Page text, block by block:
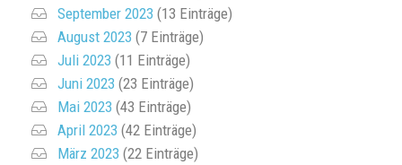
September 2023 (13 Einträge)
August 2023 (7 Einträge)
Juli 2023 (11 Einträge)
Juni 2023 (23 Einträge)
Mai 2023 (43 Einträge)
April 2023 (42 Einträge)
März 2023 (22 Einträge)